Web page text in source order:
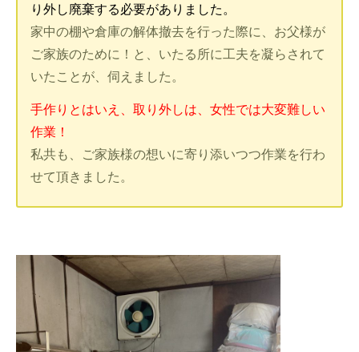
り外し廃棄する必要がありました。
家中の棚や倉庫の解体撤去を行った際に、お父様が
ご家族のために！と、いたる所に工夫を凝らされて
いたことが、伺えました。
手作りとはいえ、取り外しは、女性では大変難しい
作業！
私共も、ご家族様の想いに寄り添いつつ作業を行わ
せて頂きました。